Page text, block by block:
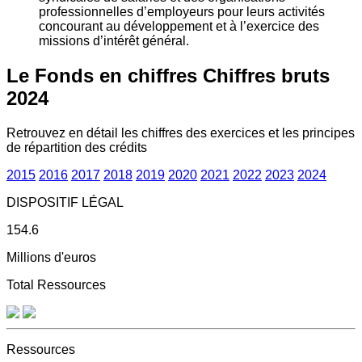
professionnelles d’employeurs pour leurs activités
concourant au développement et à l’exercice des
missions d’intérêt général.
Le Fonds en chiffres Chiffres bruts
2024
Retrouvez en détail les chiffres des exercices et les principes
de répartition des crédits
2015 2016 2017 2018 2019 2020 2021 2022 2023 2024
DISPOSITIF LÉGAL
154.6
Millions d'euros
Total Ressources
Ressources